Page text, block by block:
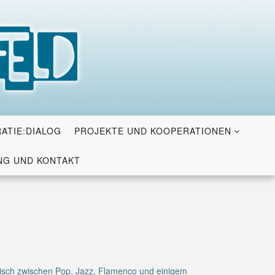
PROJEKTE UND KOOPERATIONEN
UND KONTAKT
zwischen Pop, Jazz, Flamenco und einigem